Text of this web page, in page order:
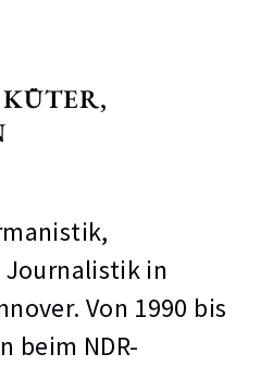
Journalistik in
Von 1990 bis
beim NDR-